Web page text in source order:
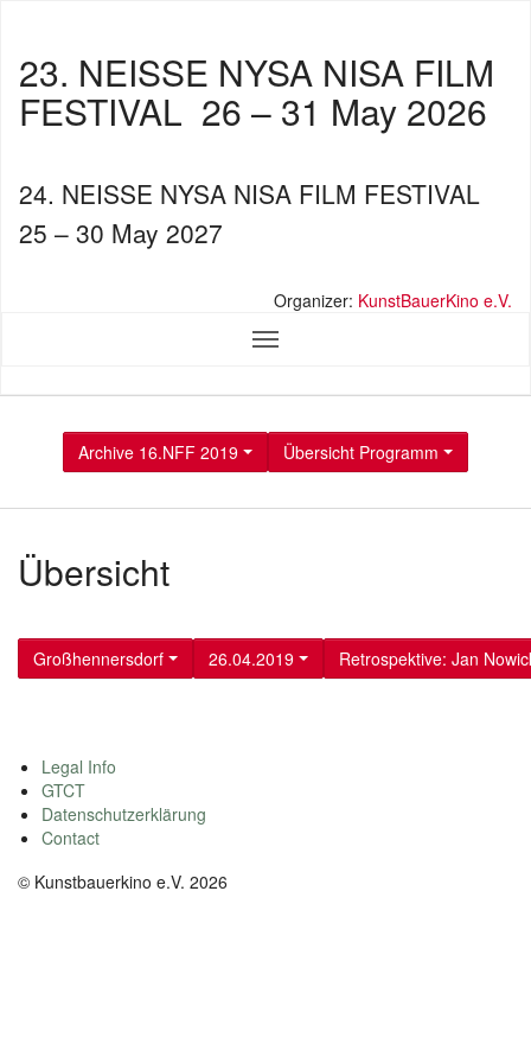
23. NEISSE NYSA NISA FILM
FESTIVAL 26 – 31 May 2026
24. NEISSE NYSA NISA FILM FESTIVAL
25 – 30 May 2027
Organizer: KunstBauerKino e.V.
Archive 16.NFF 2019 Übersicht Programm
Übersicht
Großhennersdorf 26.04.2019 Retrospektive: Jan
Legal Info
GTCT
Datenschutzerklärung
Contact
© Kunstbauerkino e.V. 2026